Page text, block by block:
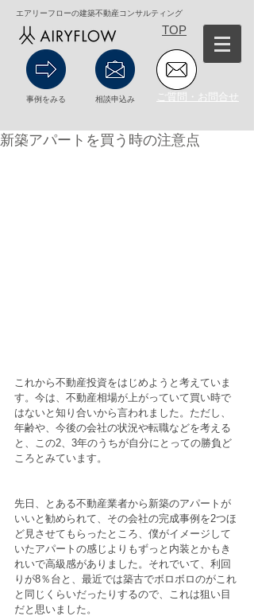
エアリーフローの建築不動産コンサルティング
TOP
事例をみる 相談申込み ご質問・お問合せ
新築アパートを買う時の注意点
これから不動産投資をはじめようと考えていま
す。今は、不動産相場が上がっていて買い時で
はないと知り合いから言われました。ただし、
年齢や、今後の会社の状況や転職などを考える
と、この2、3年のうちが自分にとっての勝負ど
ころとみています。
先日、とある不動産業者から新築のアパートが
いいと勧められて、その会社の完成事例を2つほ
ど見させてもらったところ、僕がイメージして
いたアパートの感じよりもずっと内装とかもき
れいで高級感がありました。それでいて、利回
りが8％台と、最近では築古でボロボロのがこれ
と同じくらいだったりするので、これは狙い目
だと思いました。